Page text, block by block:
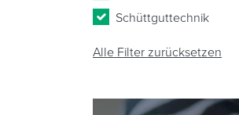
Schüttguttechnik
Alle Filter zurücksetzen